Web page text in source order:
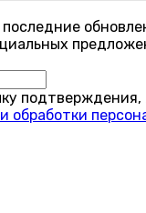
обработки